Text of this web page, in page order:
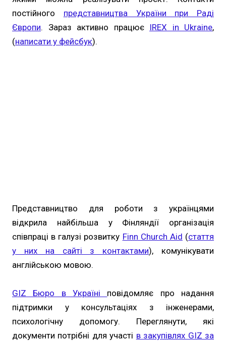
постійного представництва України при Раді
Європи. Зараз активно працює IREX in Ukraine,
(написати у фейсбук).
Представництво для роботи з українцями
відкрила найбільша у Фінляндії організація
співпраці в галузі розвитку Finn Church Aid (стаття
у них на сайті з контактами), комунікувати
англійською мовою.
GIZ Бюро в Україні повідомляє про надання
підтримки у консультаціях з інженерами,
психологічну допомогу. Переглянути, які
документи потрібні для участі в закупівлях GIZ за